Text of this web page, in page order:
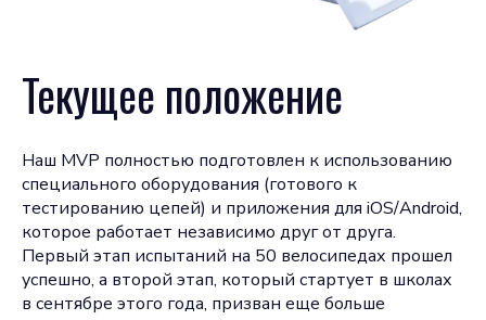
Текущее положение
Наш MVP полностью подготовлен к использованию
специального оборудования (готового к
тестированию цепей) и приложения для iOS/Android,
которое работает независимо друг от друга.
Первый этап испытаний на 50 велосипедах прошел
успешно, а второй этап, который стартует в школах
в сентябре этого года, призван еще больше